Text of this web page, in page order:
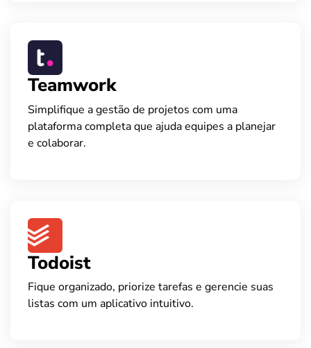
Teamwork
Simplifique a gestão de projetos com uma
plataforma completa que ajuda equipes a planejar
e colaborar.
Todoist
Fique organizado, priorize tarefas e gerencie suas
listas com um aplicativo intuitivo.